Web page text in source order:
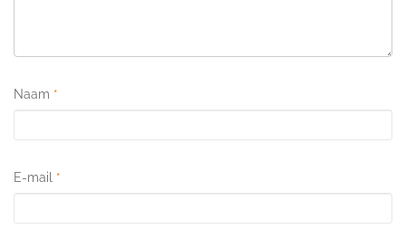
Naam *
E-mail *